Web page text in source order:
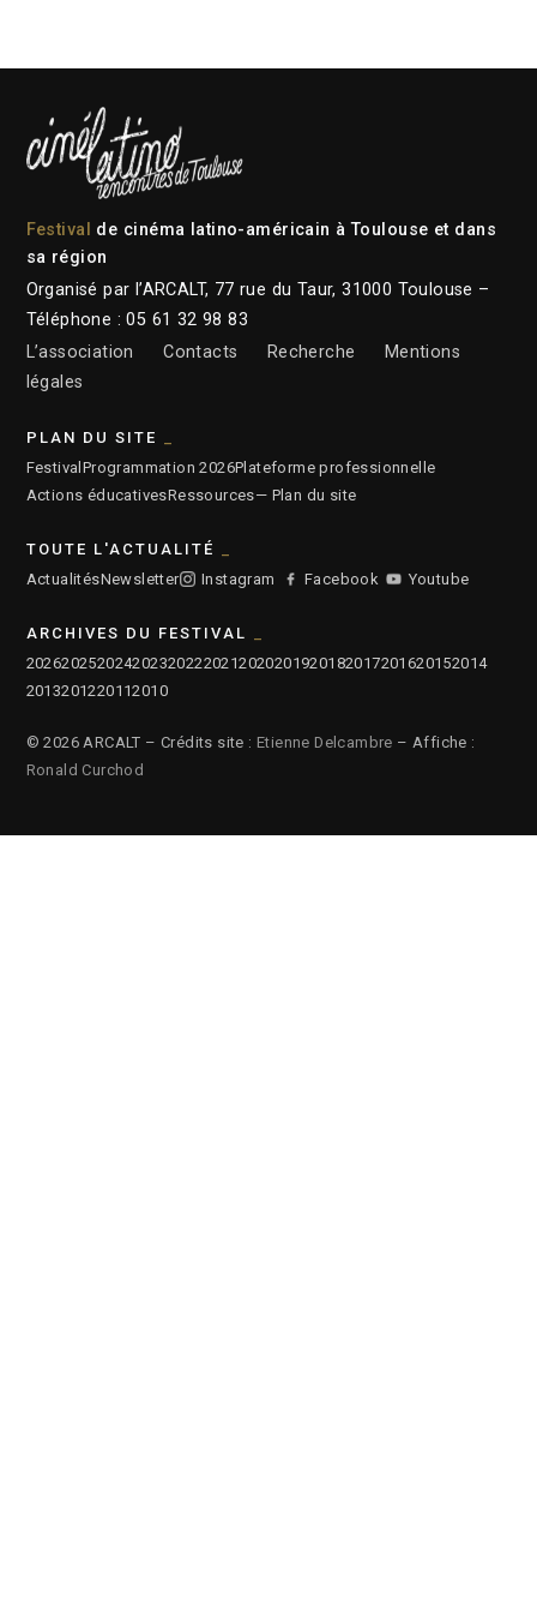
Festival
de cinéma latino-américain à Toulouse et dans
sa région
Organisé par l’ARCALT, 77 rue du Taur, 31000 Toulouse –
Téléphone : 05 61 32 98 83
L’association
Contacts Recherche
Mentions
légales
PLAN DU SITE
Festival Programmation 2026Plateforme professionnelle
Actions éducativesRessources— Plan du site
TOUTE L'ACTUALITÉ
ActualitésNewsletter Instagram Facebook Youtube
ARCHIVES DU FESTIVAL
2026202520242023202220212020201920182017201620152014
2013201220112010
© 2026 ARCALT – Crédits site : Etienne Delcambre – Affiche :
Ronald Curchod